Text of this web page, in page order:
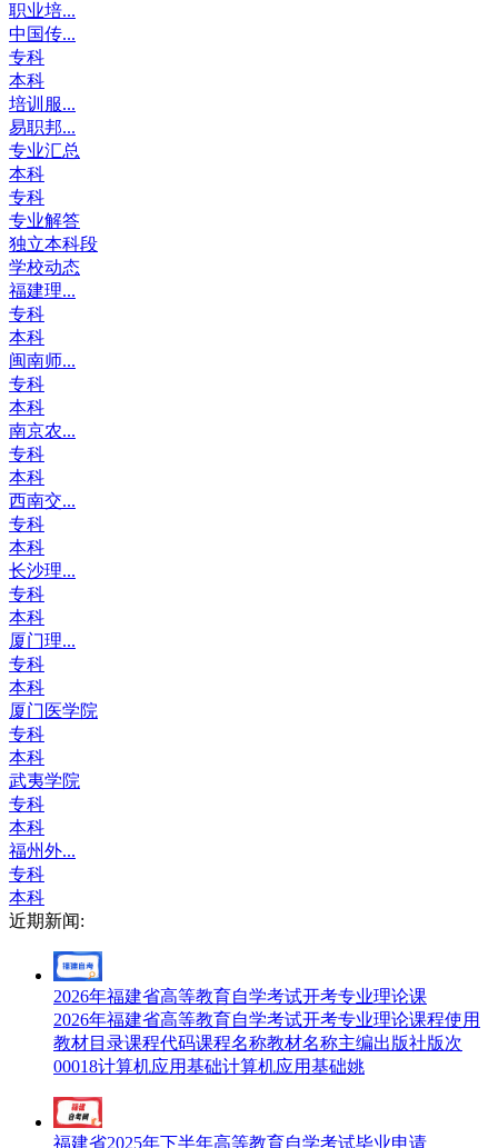
职业培...
中国传...
专科
本科
培训服...
易职邦...
专业汇总
本科
专科
专业解答
独立本科段
学校动态
福建理...
专科
本科
闽南师...
专科
本科
南京农...
专科
本科
西南交...
专科
本科
长沙理...
专科
本科
厦门理...
专科
本科
厦门医学院
专科
本科
武夷学院
专科
本科
福州外...
专科
本科
近期新闻:
2026年福建省高等教育自学考试开考专业理论课
2026年福建省高等教育自学考试开考专业理论课程使用
教材目录课程代码课程名称教材名称主编出版社版次
00018计算机应用基础计算机应用基础姚
福建省2025年下半年高等教育自学考试毕业申请